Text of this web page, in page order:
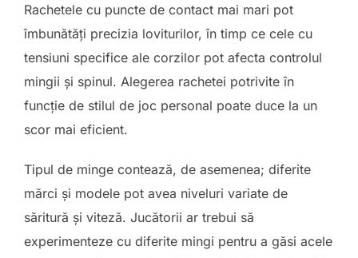
Rachetele cu puncte de contact mai mari pot
îmbunătăți precizia loviturilor, în timp ce cele cu
tensiuni specifice ale corzilor pot afecta controlul
mingii și spinul. Alegerea rachetei potrivite în
funcție de stilul de joc personal poate duce la un
scor mai eficient.
Tipul de minge contează, de asemenea; diferite
mărci și modele pot avea niveluri variate de
săritură și viteză. Jucătorii ar trebui să
experimenteze cu diferite mingi pentru a găsi acele